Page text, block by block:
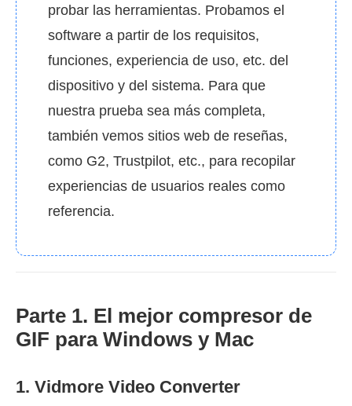
probar las herramientas. Probamos el
software a partir de los requisitos,
funciones, experiencia de uso, etc. del
dispositivo y del sistema. Para que
nuestra prueba sea más completa,
también vemos sitios web de reseñas,
como G2, Trustpilot, etc., para recopilar
experiencias de usuarios reales como
referencia.
Parte 1. El mejor compresor de
GIF para Windows y Mac
1. Vidmore Video Converter